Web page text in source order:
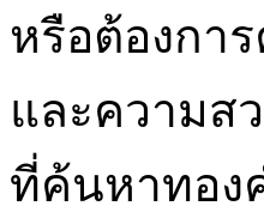
หรือต้องกา
และความส
ที่ค้นหาทอง